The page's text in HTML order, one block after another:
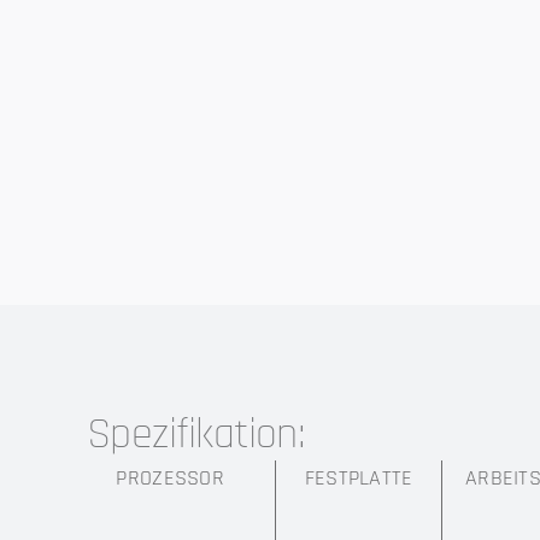
Spezifikation:
PROZESSOR FESTPLATTE